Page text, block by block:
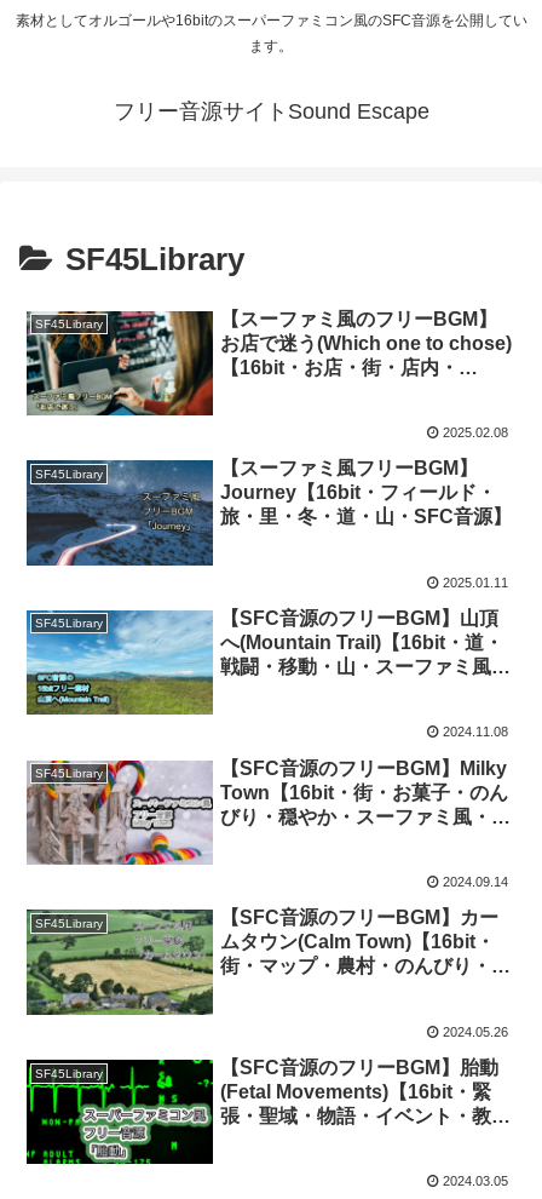
素材としてオルゴールや16bitのスーパーファミコン風のSFC音源を公開してい
ます。
フリー音源サイトSound Escape
SF45Library
SF45Library
【スーファミ風のフリーBGM】
お店で迷う(Which one to chose)
【16bit・お店・街・店内・
2025.02.08
SF45Library
【スーファミ風フリーBGM】
Journey【16bit・フィールド・
旅・里・冬・道・山・SFC音源】
2025.01.11
SF45Library
【SFC音源のフリーBGM】山頂
へ(Mountain Trail)【16bit・道・
戦闘・移動・山・スーファミ風・
2024.11.08
SF45Library
【SFC音源のフリーBGM】Milky
Town【16bit・街・お菓子・のん
びり・穏やか・スーファミ風・
2024.09.14
SF45Library
【SFC音源のフリーBGM】カー
ムタウン(Calm Town)【16bit・
街・マップ・農村・のんびり・穏
2024.05.26
SF45Library
【SFC音源のフリーBGM】胎動
(Fetal Movements)【16bit・緊
張・聖域・物語・イベント・教
2024.03.05